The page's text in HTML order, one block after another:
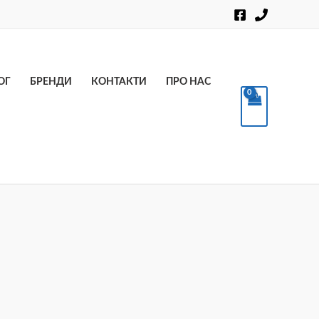
БРЕНДИ КОНТАКТИ ПРО НАС